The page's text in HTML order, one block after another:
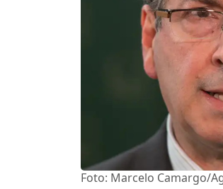
Foto: Marcelo Camargo/